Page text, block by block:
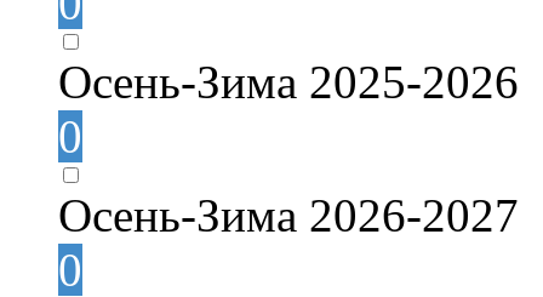
Осень-Зима 2025-2026
0
Осень-Зима 2026-2027
0